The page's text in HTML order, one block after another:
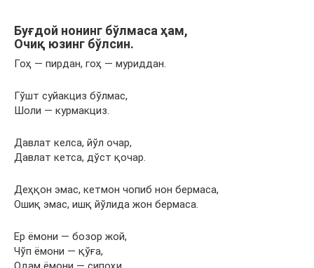
Буғдой нонинг бўлмаса ҳам,
Очиқ юзинг бўлсин.
Гоҳ — пирдан, гоҳ — муриддан.
Гўшт суйакциз бўлмас,
Шоли — курмакциз.
Давлат келса, йўл очар,
Давлат кетса, дўст қочар.
Деҳқон эмас, кетмон чопиб нон бермаса,
Ошиқ эмас, ишқ йўлида жон бермаса.
Ер ёмони — бозор жой,
Чўп ёмони — қўға,